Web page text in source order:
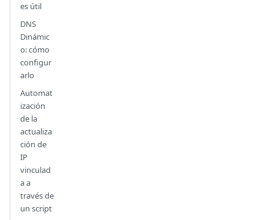
es útil
DNS
Dinámic
o: cómo
configur
arlo
Automat
ización
de la
actualiza
ción de
IP
vinculad
a a
través de
un script